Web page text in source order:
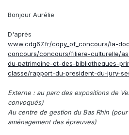
Bonjour Aurélie
D'après
www.cdg67.fr/copy_of_concours/la-
concours/concours/filiere-culturelle/
du-patrimoine-et-des-bibliotheques-
classe/rapport-du-president-du-jury-
Externe : au parc des expositions de
convoqués)
Au centre de gestion du Bas Rhin
aménagement des épreuves)